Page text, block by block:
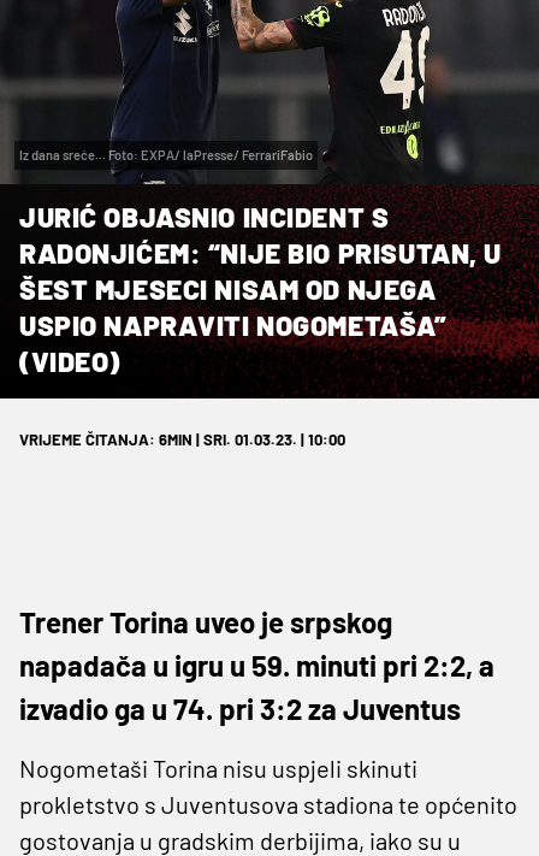
Iz dana sreće... Foto: EXPA/ laPresse/ FerrariFabio
JURIĆ OBJASNIO INCIDENT S
RADONJIĆEM: “NIJE BIO PRISUTAN, U
ŠEST MJESECI NISAM OD NJEGA
USPIO NAPRAVITI NOGOMETAŠA”
(VIDEO)
VRIJEME ČITANJA: 6MIN | SRI. 01.03.23. | 10:00
Trener Torina uveo je srpskog
napadača u igru u 59. minuti pri 2:2, a
izvadio ga u 74. pri 3:2 za Juventus
Nogometaši Torina nisu uspjeli skinuti
prokletstvo s Juventusova stadiona te općenito
gostovanja u gradskim derbijima, iako su u